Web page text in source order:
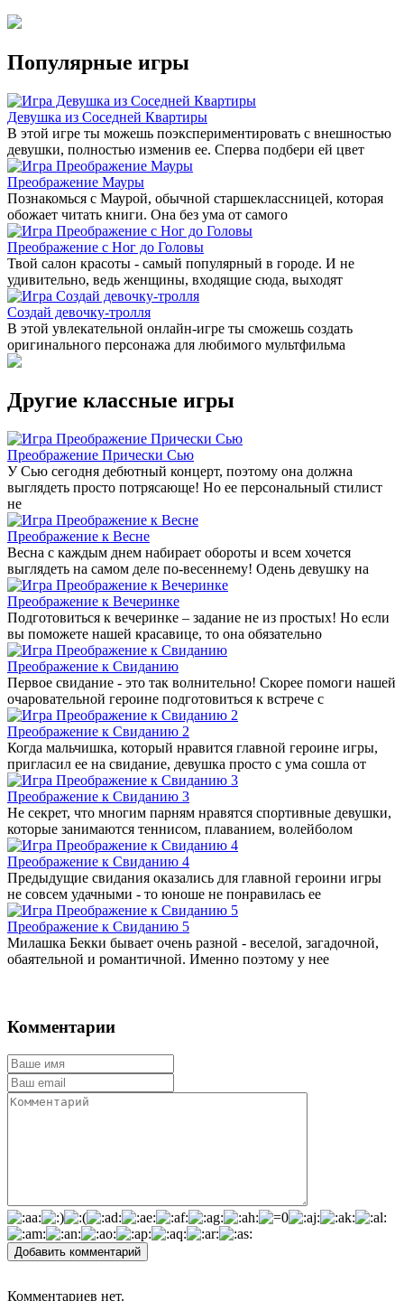
Популярные игры
Девушка из Соседней Квартиры
В этой игре ты можешь поэкспериментировать с внешностью
девушки, полностью изменив ее. Сперва подбери ей цвет
Преображение Мауры
Познакомься с Маурой, обычной старшеклассницей, которая
обожает читать книги. Она без ума от самого
Преображение с Ног до Головы
Твой салон красоты - самый популярный в городе. И не
удивительно, ведь женщины, входящие сюда, выходят
Создай девочку-тролля
В этой увлекательной онлайн-игре ты сможешь создать
оригинального персонажа для любимого мультфильма
Другие классные игры
Преображение Прически Сью
У Сью сегодня дебютный концерт, поэтому она должна
выглядеть просто потрясающе! Но ее персональный стилист
не
Преображение к Весне
Весна с каждым днем набирает обороты и всем хочется
выглядеть на самом деле по-весеннему! Одень девушку на
Преображение к Вечеринке
Подготовиться к вечеринке – задание не из простых! Но если
вы поможете нашей красавице, то она обязательно
Преображение к Свиданию
Первое свидание - это так волнительно! Скорее помоги нашей
очаровательной героине подготовиться к встрече с
Преображение к Свиданию 2
Когда мальчишка, который нравится главной героине игры,
пригласил ее на свидание, девушка просто с ума сошла от
Преображение к Свиданию 3
Не секрет, что многим парням нравятся спортивные девушки,
которые занимаются теннисом, плаванием, волейболом
Преображение к Свиданию 4
Предыдущие свидания оказались для главной героини игры
не совсем удачными - то юноше не понравилась ее
Преображение к Свиданию 5
Милашка Бекки бывает очень разной - веселой, загадочной,
обаятельной и романтичной. Именно поэтому у нее
Комментарии
Добавить комментарий
Комментариев нет.